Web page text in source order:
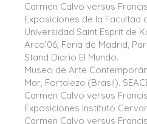
Carmen Calvo versus
Exposiciones de la Facultad
Universidad Saint Esprit de
Arco’06, Feria de Madrid,
Stand Diario El Mundo.
Museo de Arte
Mar, Fortaleza (Brasil).
Carmen Calvo versus
Exposiciones Instituto
Carmen Calvo versus